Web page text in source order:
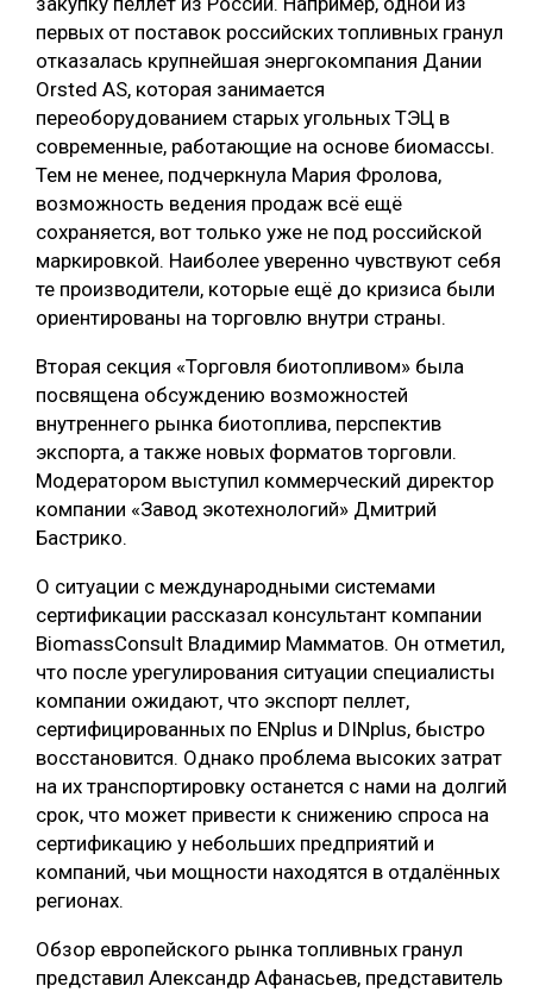
первых от поставок российских топливных гранул
отказалась крупнейшая энергокомпания Дании
Orsted AS, которая занимается
переоборудованием старых угольных ТЭЦ в
современные, работающие на основе биомассы.
Тем не менее, подчеркнула Мария Фролова,
возможность ведения продаж всё ещё
сохраняется, вот только уже не под российской
маркировкой. Наиболее уверенно чувствуют себя
те производители, которые ещё до кризиса были
ориентированы на торговлю внутри страны.
Вторая секция «Торговля биотопливом» была
посвящена обсуждению возможностей
внутреннего рынка биотоплива, перспектив
экспорта, а также новых форматов торговли.
Модератором выступил коммерческий директор
компании «Завод экотехнологий» Дмитрий
Бастрико.
О ситуации с международными системами
сертификации рассказал консультант компании
BiomassConsult Владимир Мамматов. Он отметил,
что после урегулирования ситуации специалисты
компании ожидают, что экспорт пеллет,
сертифицированных по ENplus и DINplus, быстро
восстановится. Однако проблема высоких затрат
на их транспортировку останется с нами на долгий
срок, что может привести к снижению спроса на
сертификацию у небольших предприятий и
компаний, чьи мощности находятся в отдалённых
регионах.
Обзор европейского рынка топливных гранул
представил Александр Афанасьев, представитель